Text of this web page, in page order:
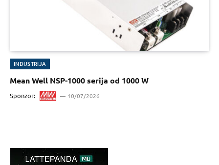
INDUSTRIJA
Mean Well NSP-1000 serija od 1000 W
Sponzor: 10/07/2026